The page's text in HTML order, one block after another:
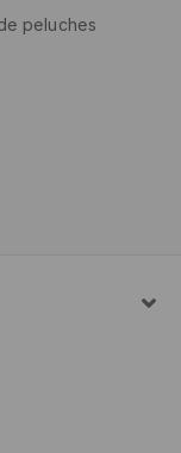
peluches